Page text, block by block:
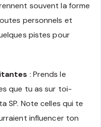
souvent la forme
personnels et
pistes pour
: Prends le
que tu as sur toi-
SP. Note celles qui te
influencer ton